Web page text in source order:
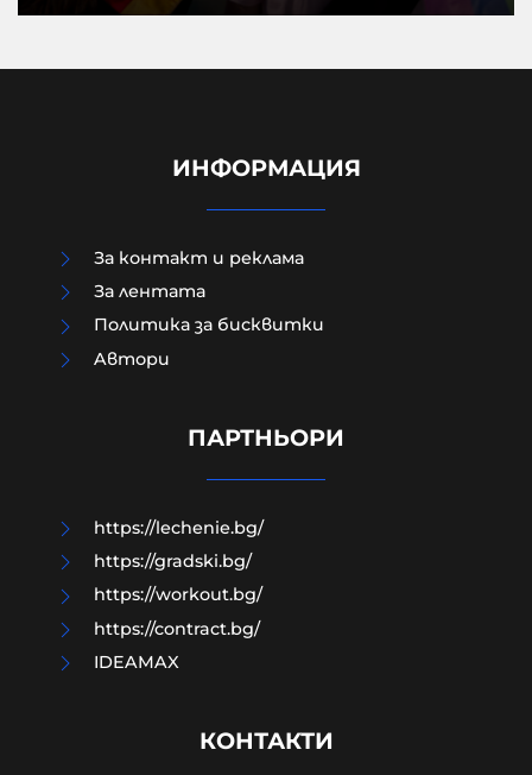
Чудо в „Пирогов“: 15-годишният
отново ходи
ИНФОРМАЦИЯ
За контакт и реклама
За лентата
Политика за бисквитки
Aвтори
ПАРТНЬОРИ
https://lechenie.bg/
https://gradski.bg/
https://workout.bg/
https://contract.bg/
IDEAMAX
КОНТАКТИ